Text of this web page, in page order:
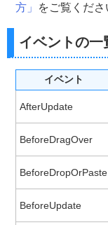
方」 をご覧くださ
イベントの一
イベント
AfterUpdate
BeforeDragOver
BeforeDropOrPaste
BeforeUpdate